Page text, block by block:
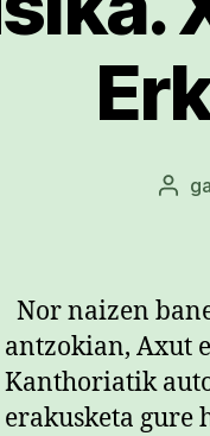
Nor naizen
antzokian, Axut
Kanthoriatik
erakusketa gure